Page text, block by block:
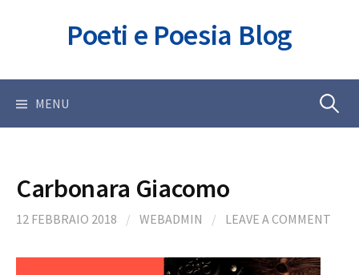
Poeti e Poesia Blog
MENU Ricerca
Carbonara Giacomo
12 FEBBRAIO 2018 / WEBADMIN / LEAVE A COMMENT